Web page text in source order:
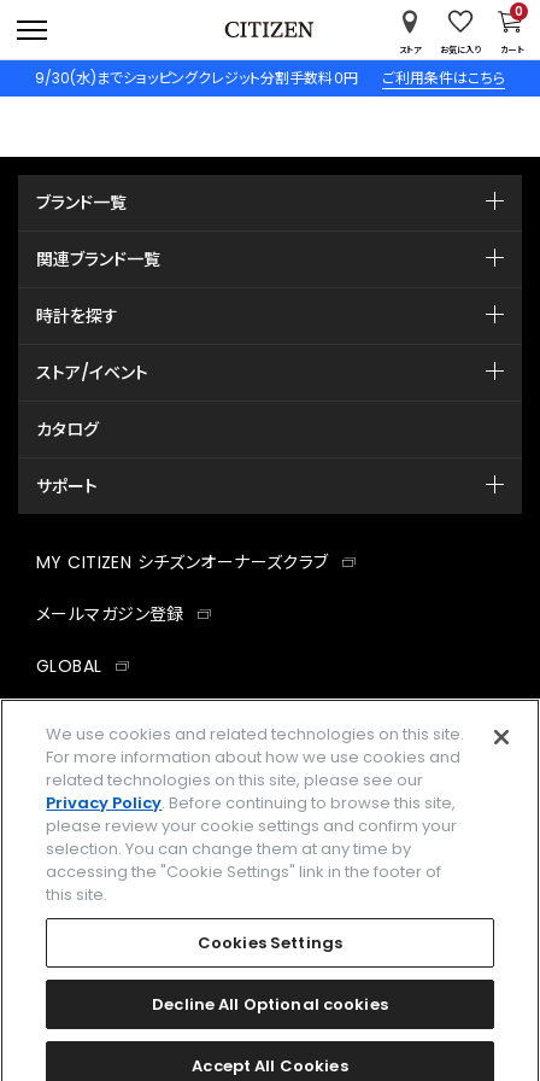
9/30(水)までショッピングクレジット分割手数料０円 ご利用条件はこちら
ストア お気に入り カート
0
ブランド一覧
関連ブランド一覧
時計を探す
ストア/イベント
カタログ
サポート
MY CITIZEN シチズンオーナーズクラブ
メールマガジン登録
GLOBAL
facebookinstagramtwitter
企業情報 ご利用規約
プライバシーポリシー Cookies Settings
Amazon PayはAmazon.com, Inc.またはその関連会社の商標です。
2026 CITIZEN WATCH CO., LTD.
We use cookies and related technologies on this site.
For more information about how we use cookies and
related technologies on this site, please see our
Privacy Policy. Before continuing to browse this site,
please review your cookie settings and confirm your
selection. You can change them at any time by
accessing the "Cookie Settings" link in the footer of
this site.
Cookies Settings
Decline All Optional cookies
Accept All Cookies